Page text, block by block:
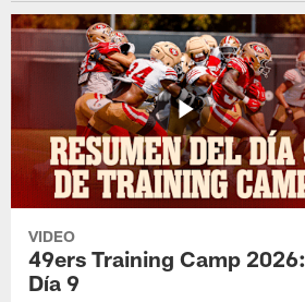
VIDEO
49ers Training Camp 2026:
Día 9